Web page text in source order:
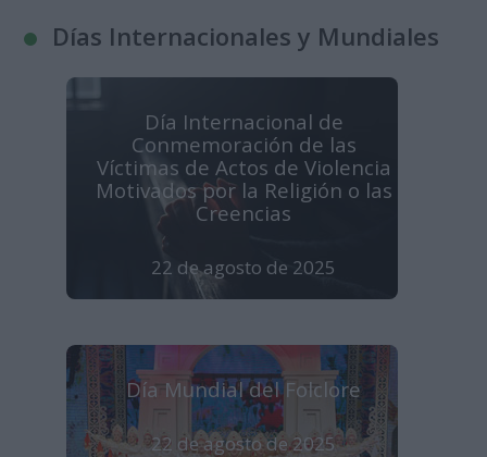
Días Internacionales y Mundiales
Día Internacional de
Conmemoración de las
Víctimas de Actos de Violencia
Motivados por la Religión o las
Creencias
22 de agosto de 2025
Día Mundial del Folclore
22 de agosto de 2025